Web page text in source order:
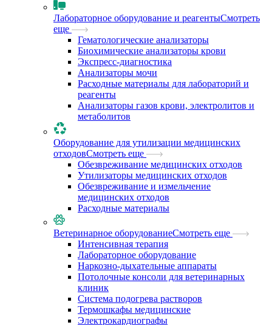
Лабораторное оборудование и реагентыСмотреть
еще
Гематологические анализаторы
Биохимические анализаторы крови
Экспресс-диагностика
Анализаторы мочи
Расходные материалы для лабораторий и
реагенты
Анализаторы газов крови, электролитов и
метаболитов
Оборудование для утилизации медицинских
отходовСмотреть еще
Обезвреживание медицинских отходов
Утилизаторы медицинских отходов
Обезвреживание и измельчение
медицинских отходов
Расходные материалы
Ветеринарное оборудованиеСмотреть еще
Интенсивная терапия
Лабораторное оборудование
Наркозно-дыхательные аппараты
Потолочные консоли для ветеринарных
клиник
Система подогрева растворов
Термошкафы медицинские
Электрокардиографы